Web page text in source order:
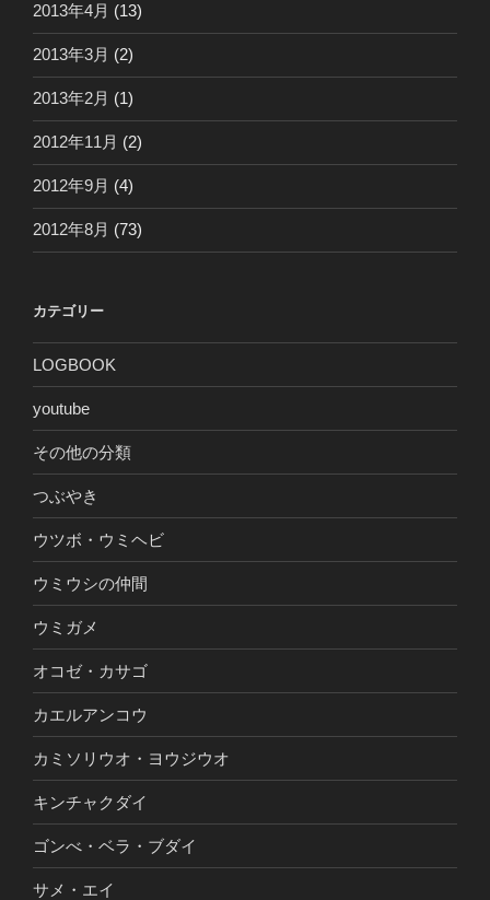
2013年4月 (13)
2013年3月 (2)
2013年2月 (1)
2012年11月 (2)
2012年9月 (4)
2012年8月 (73)
カテゴリー
LOGBOOK
youtube
その他の分類
つぶやき
ウツボ・ウミヘビ
ウミウシの仲間
ウミガメ
オコゼ・カサゴ
カエルアンコウ
カミソリウオ・ヨウジウオ
キンチャクダイ
ゴンべ・ベラ・ブダイ
サメ・エイ